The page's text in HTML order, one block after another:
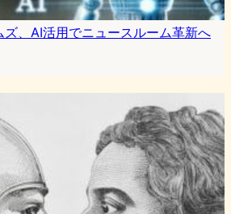
、AI活用でニュースルーム革新へ